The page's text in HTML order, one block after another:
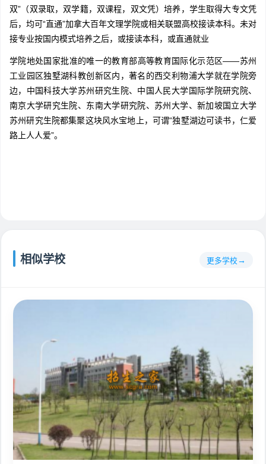
双”（双录取，双学籍，双课程，双文凭）培养，学生取得大专文凭
后，均可“直通”加拿大百年文理学院或相关联盟高校接读本科。未对
接专业按国内模式培养之后，或接读本科，或直通就业
学院地处国家批准的唯一的教育部高等教育国际化示范区——苏州
工业园区独墅湖科教创新区内，著名的西交利物浦大学就在学院旁
边，中国科技大学苏州研究生院、中国人民大学国际学院研究院、
南京大学研究生院、东南大学研究院、苏州大学、新加坡国立大学
苏州研究生院都集聚这块风水宝地上，可谓“独墅湖边可读书，仁爱
路上人人爱”。
相似学校 更多学校